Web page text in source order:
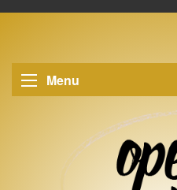
Menu